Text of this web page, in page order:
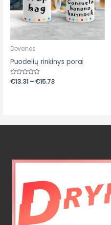
Dovanos
Puodelių rinkinys porai
Įvertinimas:
0
€13.31 –€15.73